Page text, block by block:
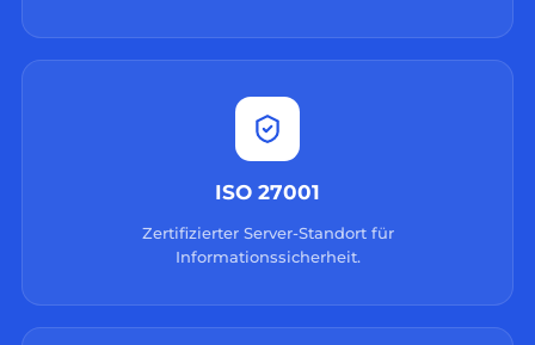
ISO 27001
Zertifizierter Server-Standort für
Informationssicherheit.